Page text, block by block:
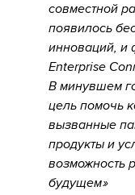
совместной
появилось
инноваций, и
Enterprise
В минувшем
цель помочь
вызванные
продукты и
возможность
будущем